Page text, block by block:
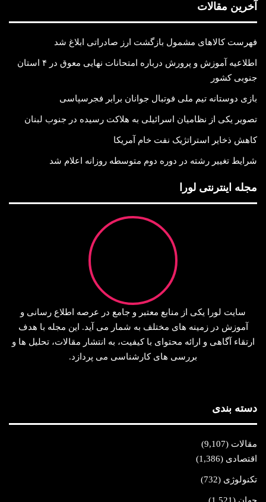
آخرین مقالات
فهرست کالاهای مشمول بازگشت ارز صادراتی ابلاغ شد
اطلاعیه آموزش و پرورش درباره امتحانات نهایی معوق در ۴ استان
جنوبی کشور
بازی دوستانه تیم ملی فوتبال جوانان برابر فجرسپاسی
تصویر یکی از نظامیان اسرائیلی به هلاکت رسیده در جنوب لبنان
کاهش ذخایر استراتژیک نفت خام آمریکا
شرایط تغییر رشته در دوره دوم متوسطه روزانه اعلام شد
مجله اینترنتی لورا
سایت لورا یکی از منابع معتبر و جامع در عرصه اطلاع‌ رسانی و
آموزش در زمینه‌ های مختلف به شمار می‌ آید. این مجله با هدف
ارتقاء آگاهی و ارائه محتوای با کیفیت، به انتشار مقالات، تحلیل‌ ها و
بررسی‌ های کارشناسی می‌ پردازد.
دسته بندی
مقالات (9,107)
اقتصادی (1,386)
تکنولوژی (732)
جهان (1,521)